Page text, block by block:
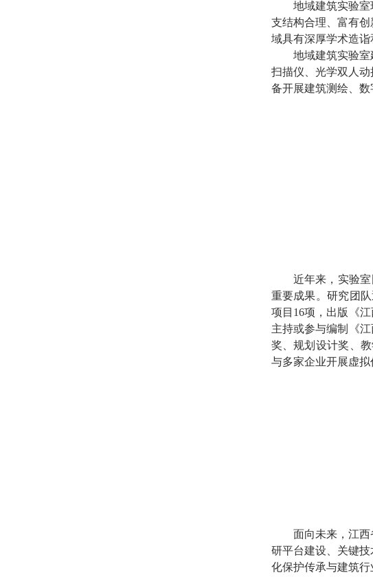
地域建筑实验室
支结构合理、富有
域具有深厚学术造诣
地域建筑实验室
扫描仪、光学双人
备开展建筑测绘、数
近年来，实验
重要成果。研究团
项目16项，出版《
主持或参与编制《
奖、规划设计奖、
与多家企业开展虚拟
面向未来，江
研平台建设、关键
化保护传承与建筑行